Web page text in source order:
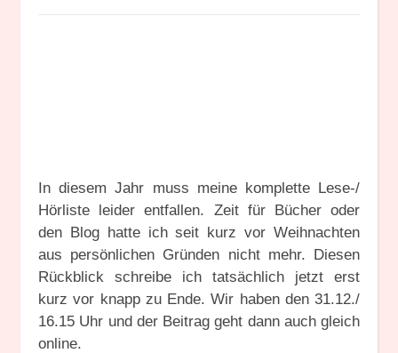
In diesem Jahr muss meine komplette Lese-/
Hörliste leider entfallen. Zeit für Bücher oder
den Blog hatte ich seit kurz vor Weihnachten
aus persönlichen Gründen nicht mehr. Diesen
Rückblick schreibe ich tatsächlich jetzt erst
kurz vor knapp zu Ende. Wir haben den 31.12./
16.15 Uhr und der Beitrag geht dann auch gleich
online.